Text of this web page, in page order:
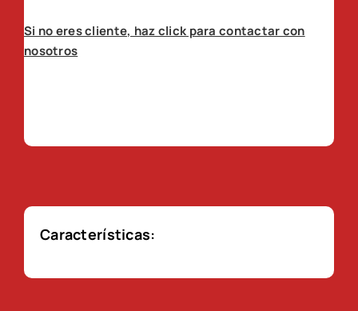
Si no eres cliente, haz click para contactar con
nosotros
Características: